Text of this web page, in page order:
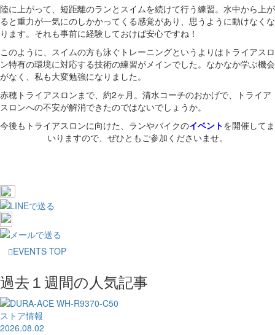
陸に上がって、短距離のランとスイムを続けて行う練習。水中から上が
ると重力が一気にのしかかってくる感覚があり、思うように動けなくな
ります。それも事前に経験しておけば安心ですね！
このように、スイムの方も泳ぐトレーニングというよりはトライアスロ
ン特有の環境に対応する技術の練習がメインでした。なかなか学ぶ機会
がなく、私も大変勉強になりました。
赤穂トライアスロンまで、約2ヶ月。清水コーチのおかげで、トライア
スロンへの不安が解消できたのではないでしょうか。
今後もトライアスロンに向けた、ランやバイクのイベントを開催してま
いりますので、ぜひともご参加くださいませ。
EVENTS TOP
過去１週間の人気記事
ストア情報
2026.08.02